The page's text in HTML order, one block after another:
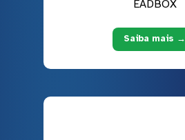
EADBOX
Saiba mais →